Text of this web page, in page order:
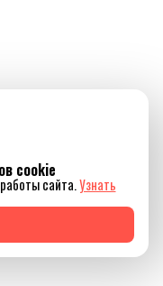
cookie
сайта.Узнать